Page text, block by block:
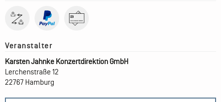
Karsten Jahnke Konzertdirektion GmbH
Lerchenstraße 12
22767 Hamburg